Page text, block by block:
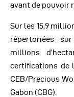
avant de pouvoir
Sur les 15,9
répertoriées
millions
certifications de
CEB/Precious
Gabon (CBG).